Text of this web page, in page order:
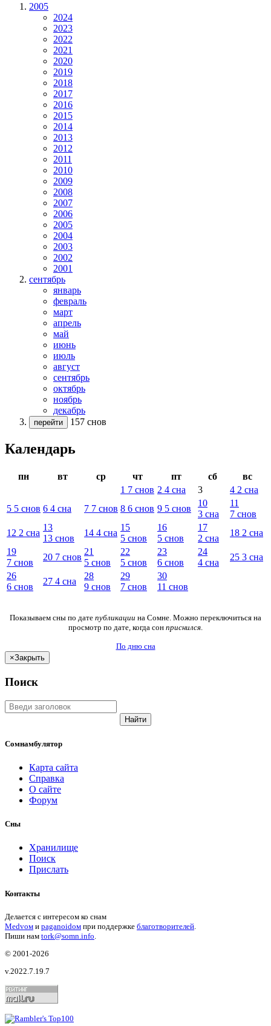
2005
2024
2023
2022
2021
2020
2019
2018
2017
2016
2015
2014
2013
2012
2011
2010
2009
2008
2007
2006
2005
2004
2003
2002
2001
сентябрь
январь
февраль
март
апрель
май
июнь
июль
август
сентябрь
октябрь
ноябрь
декабрь
перейти 157 снов
Календарь
пн вт ср чт пт сб
вс
1 7 снов 2 4 сна 3 4 2 сна
5 5 снов 6 4 сна 7 7 снов 8 6 снов 9 5 снов
10
3 сна
11
7 снов
12 2 сна
13
13 снов
14 4 сна
15
5 снов
16
5 снов
17
2 сна
18 2 сна
19
7 снов
20 7 снов
21
5 снов
22
5 снов
23
6 снов
24
4 сна
25 3 сна
26
6 снов
27 4 сна
28
9 снов
29
7 снов
30
11 снов
Показываем сны по дате публикации на Сомне. Можно переключиться на
просмотр по дате, когда сон приснился
По дню сна
×Закрыть
Поиск
Найти
Сомнамбулятор
Карта сайта
Справка
О сайте
Форум
Сны
Хранилище
Поиск
Прислать
Контакты
Делается с интересом ко снам
Medvом и paganoidом при поддержке благотворителей
Пиши нам tork@somn.info
© 2001-2026
v.2022.7.19.7